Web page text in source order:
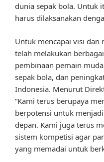
dunia sepak bola. Untuk
harus dilaksanakan
Untuk mencapai visi dan
telah melakukan
pembinaan pemain
sepak bola, dan
Indonesia. Menurut
“Kami terus berupaya
berpotensi untuk
depan. Kami juga terus
sistem kompetisi agar
yang memadai untuk